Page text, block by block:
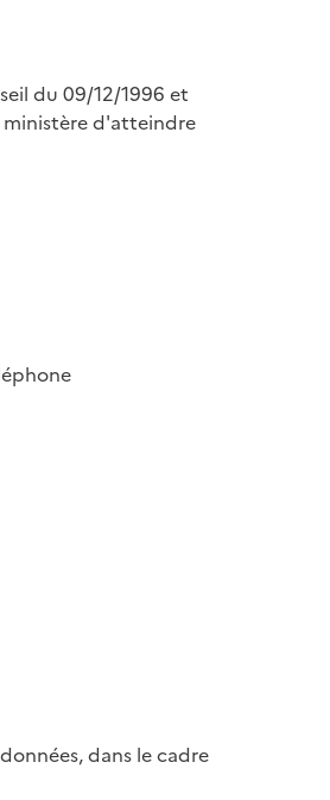
du 09/12/1996 et
ministère d'atteindre
dans le cadre